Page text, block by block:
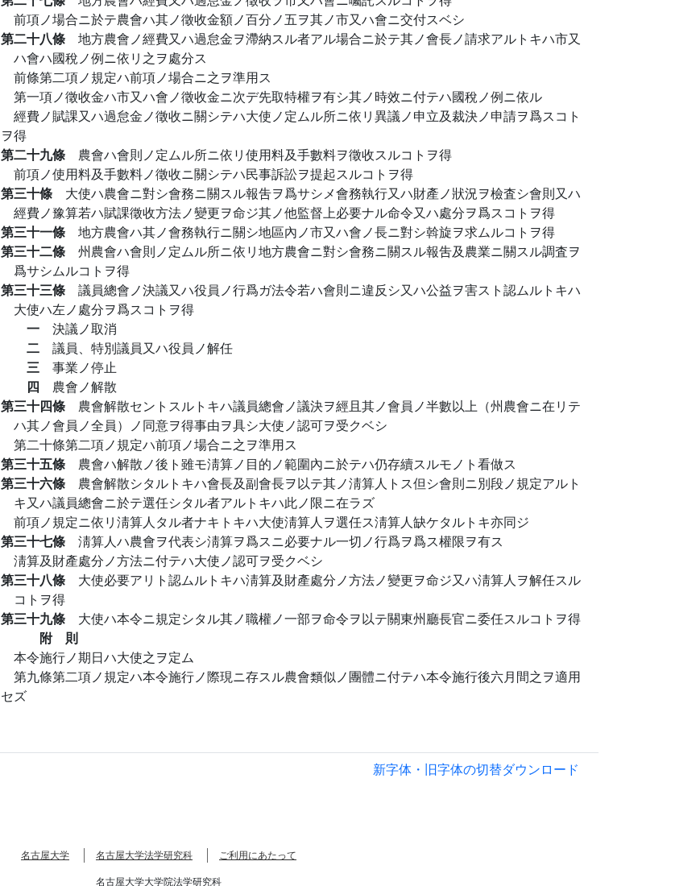
前項ノ場合ニ於テ農會ハ其ノ徵收金額ノ百分ノ五ヲ其ノ市又ハ會ニ交付スベシ
第二十八條 地方農會ノ經費又ハ過怠金ヲ滯納スル者アル場合ニ於テ其ノ會長ノ請求アルトキハ市又
ハ會ハ國稅ノ例ニ依リ之ヲ處分ス
前條第二項ノ規定ハ前項ノ場合ニ之ヲ準用ス
第一項ノ徵收金ハ市又ハ會ノ徵收金ニ次デ先取特權ヲ有シ其ノ時效ニ付テハ國稅ノ例ニ依ル
經費ノ賦課又ハ過怠金ノ徵收ニ關シテハ大使ノ定ムル所ニ依リ異議ノ申立及裁決ノ申請ヲ爲スコト
ヲ得
第二十九條 農會ハ會則ノ定ムル所ニ依リ使用料及手數料ヲ徵收スルコトヲ得
前項ノ使用料及手數料ノ徵收ニ關シテハ民事訴訟ヲ提起スルコトヲ得
第三十條 大使ハ農會ニ對シ會務ニ關スル報吿ヲ爲サシメ會務執行又ハ財產ノ狀況ヲ檢査シ會則又ハ
經費ノ豫算若ハ賦課徵收方法ノ變更ヲ命ジ其ノ他監督上必要ナル命令又ハ處分ヲ爲スコトヲ得
第三十一條 地方農會ハ其ノ會務執行ニ關シ地區內ノ市又ハ會ノ長ニ對シ斡旋ヲ求ムルコトヲ得
第三十二條 州農會ハ會則ノ定ムル所ニ依リ地方農會ニ對シ會務ニ關スル報吿及農業ニ關スル調査ヲ
爲サシムルコトヲ得
第三十三條 議員總會ノ決議又ハ役員ノ行爲ガ法令若ハ會則ニ違反シ又ハ公益ヲ害スト認ムルトキハ
大使ハ左ノ處分ヲ爲スコトヲ得
一 決議ノ取消
二 議員、特別議員又ハ役員ノ解任
三 事業ノ停止
四 農會ノ解散
第三十四條 農會解散セントスルトキハ議員總會ノ議決ヲ經且其ノ會員ノ半數以上（州農會ニ在リテ
ハ其ノ會員ノ全員）ノ同意ヲ得事由ヲ具シ大使ノ認可ヲ受クベシ
第二十條第二項ノ規定ハ前項ノ場合ニ之ヲ準用ス
第三十五條 農會ハ解散ノ後ト雖モ淸算ノ目的ノ範圍內ニ於テハ仍存續スルモノト看做ス
第三十六條 農會解散シタルトキハ會長及副會長ヲ以テ其ノ淸算人トス但シ會則ニ別段ノ規定アルト
キ又ハ議員總會ニ於テ選任シタル者アルトキハ此ノ限ニ在ラズ
前項ノ規定ニ依リ淸算人タル者ナキトキハ大使淸算人ヲ選任ス淸算人缺ケタルトキ亦同ジ
第三十七條 淸算人ハ農會ヲ代表シ淸算ヲ爲スニ必要ナル一切ノ行爲ヲ爲ス權限ヲ有ス
淸算及財產處分ノ方法ニ付テハ大使ノ認可ヲ受クベシ
第三十八條 大使必要アリト認ムルトキハ淸算及財產處分ノ方法ノ變更ヲ命ジ又ハ淸算人ヲ解任スル
コトヲ得
第三十九條 大使ハ本令ニ規定シタル其ノ職權ノ一部ヲ命令ヲ以テ關東州廳長官ニ委任スルコトヲ得
附 則
本令施行ノ期日ハ大使之ヲ定ム
第九條第二項ノ規定ハ本令施行ノ際現ニ存スル農會類似ノ團體ニ付テハ本令施行後六月間之ヲ適用
セズ
新字体・旧字体の切替ダウンロード
名古屋大学 名古屋大学法学研究科
ご利用にあたって
名古屋大学大学院法学研究科